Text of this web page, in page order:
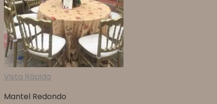
Vista Rápida
Mantel Redondo